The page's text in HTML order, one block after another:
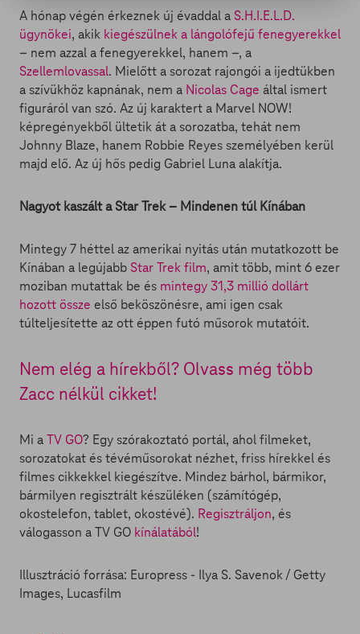
A hónap végén érkeznek új évaddal a S.H.I.E.L.D.
ügynökei, akik kiegészülnek a lángolófejű fenegyerekkel
– nem azzal a fenegyerekkel, hanem –, a
Szellemlovassal. Mielőtt a sorozat rajongói a ijedtükben
a szívükhöz kapnának, nem a Nicolas Cage által ismert
figuráról van szó. Az új karaktert a Marvel NOW!
képregényekből ültetik át a sorozatba, tehát nem
Johnny Blaze, hanem Robbie Reyes személyében kerül
majd elő. Az új hős pedig Gabriel Luna alakítja.
Nagyot kaszált a Star Trek – Mindenen túl Kínában
Mintegy 7 héttel az amerikai nyitás után mutatkozott be
Kínában a legújabb Star Trek film, amit több, mint 6 ezer
moziban mutattak be és mintegy 31,3 millió dollárt
hozott össze első beköszönésre, ami igen csak
túlteljesítette az ott éppen futó műsorok mutatóit.
Nem elég a hírekből? Olvass még több
Zacc nélkül cikket!
Mi aTV GO? Egy szórakoztató portál, ahol filmeket,
sorozatokat és tévéműsorokat nézhet, friss hírekkel és
filmes cikkekkel kiegészítve. Mindez bárhol, bármikor,
bármilyen regisztrált készüléken (számítógép,
okostelefon, tablet, okostévé). Regisztráljon, és
válogasson a TV GO kínálatából!
Illusztráció forrása: Europress - Ilya S. Savenok / Getty
Images, Lucasfilm